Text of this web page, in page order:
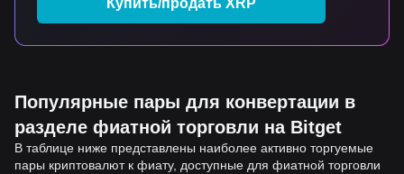
Купить/продать XRP
Популярные пары для конвертации в
разделе фиатной торговли на Bitget
В таблице ниже представлены наиболее активно торгуемые
пары криптовалют к фиату, доступные для фиатной торговли